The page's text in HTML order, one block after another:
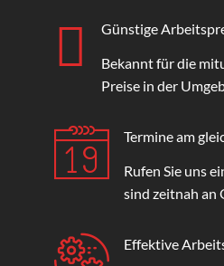
Günstige
Bekannt für die
Preise in der
Termine am
Rufen Sie uns
sind zeitnah an
Effektive